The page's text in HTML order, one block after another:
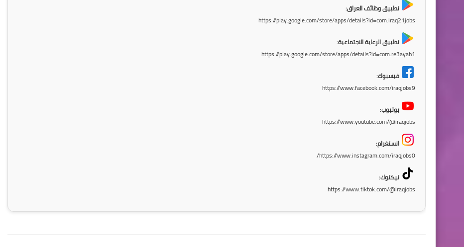
تطبيق وظائف العراق:
https://play.google.com/store/apps/details?id=com.iraq21jobs
تطبيق الرعاية الاجتماعية:
https://play.google.com/store/apps/details?id=com.re3ayah1
فيسبوك:
https://www.facebook.com/iraqjobs9
يوتيوب:
https://www.youtube.com/@iraqjobs
انستغرام:
https://www.instagram.com/iraqjobs0/
تيكتوك:
https://www.tiktok.com/@iraqjobs